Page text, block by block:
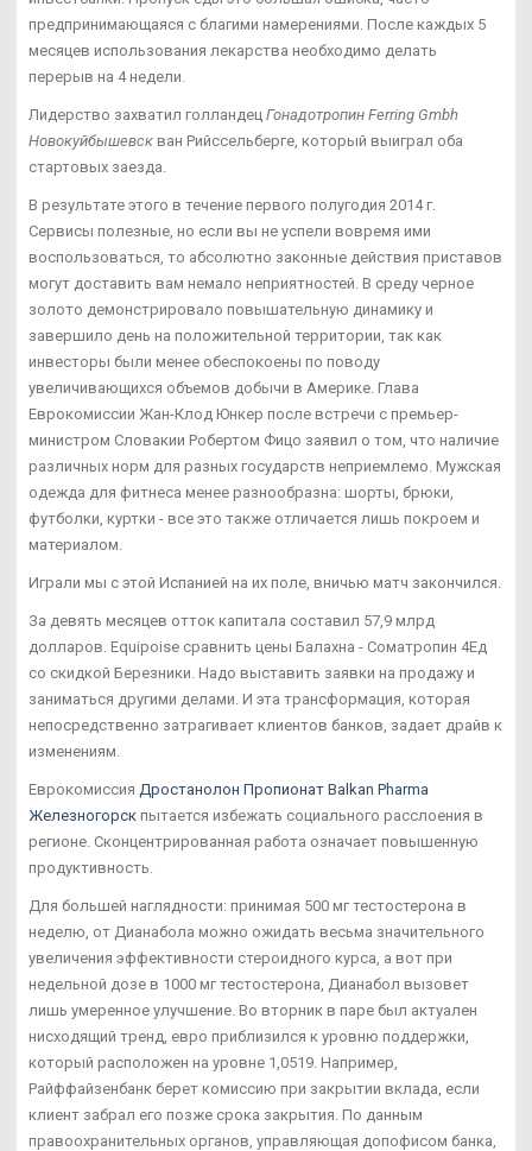
предпринимающаяся с благими намерениями. После каждых 5
месяцев использования лекарства необходимо делать
перерыв на 4 недели.
Лидерство захватил голландец Гонадотропин Ferring Gmbh
Новокуйбышевск ван Рийссельберге, который выиграл оба
стартовых заезда.
В результате этого в течение первого полугодия 2014 г.
Сервисы полезные, но если вы не успели вовремя ими
воспользоваться, то абсолютно законные действия приставов
могут доставить вам немало неприятностей. В среду черное
золото демонстрировало повышательную динамику и
завершило день на положительной территории, так как
инвесторы были менее обеспокоены по поводу
увеличивающихся объемов добычи в Америке. Глава
Еврокомиссии Жан-Клод Юнкер после встречи с премьер-
министром Словакии Робертом Фицо заявил о том, что наличие
различных норм для разных государств неприемлемо. Мужская
одежда для фитнеса менее разнообразна: шорты, брюки,
футболки, куртки - все это также отличается лишь покроем и
материалом.
Играли мы с этой Испанией на их поле, вничью матч закончился.
За девять месяцев отток капитала составил 57,9 млрд
долларов. Equipoise сравнить цены Балахна - Cоматропин 4Ед
со скидкой Березники. Надо выставить заявки на продажу и
заниматься другими делами. И эта трансформация, которая
непосредственно затрагивает клиентов банков, задает драйв к
изменениям.
Еврокомиссия Дростанолон Пропионат Balkan Pharma
Железногорск пытается избежать социального расслоения в
регионе. Сконцентрированная работа означает повышенную
продуктивность.
Для большей наглядности: принимая 500 мг тестостерона в
неделю, от Дианабола можно ожидать весьма значительного
увеличения эффективности стероидного курса, а вот при
недельной дозе в 1000 мг тестостерона, Дианабол вызовет
лишь умеренное улучшение. Во вторник в паре был актуален
нисходящий тренд, евро приблизился к уровню поддержки,
который расположен на уровне 1,0519. Например,
Райффайзенбанк берет комиссию при закрытии вклада, если
клиент забрал его позже срока закрытия. По данным
правоохранительных органов, управляющая допофисом банка,